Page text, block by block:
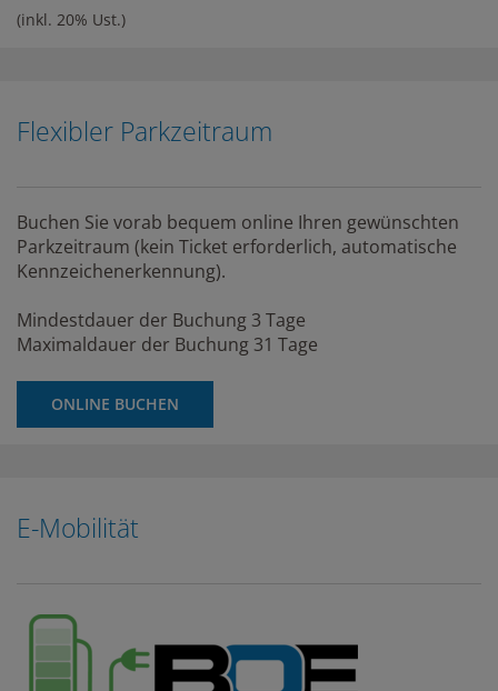
(inkl. 20% Ust.)
Flexibler Parkzeitraum
Buchen Sie vorab bequem online Ihren gewünschten
Parkzeitraum (kein Ticket erforderlich, automatische
Kennzeichenerkennung).
Mindestdauer der Buchung 3 Tage
Maximaldauer der Buchung 31 Tage
ONLINE BUCHEN
E-Mobilität